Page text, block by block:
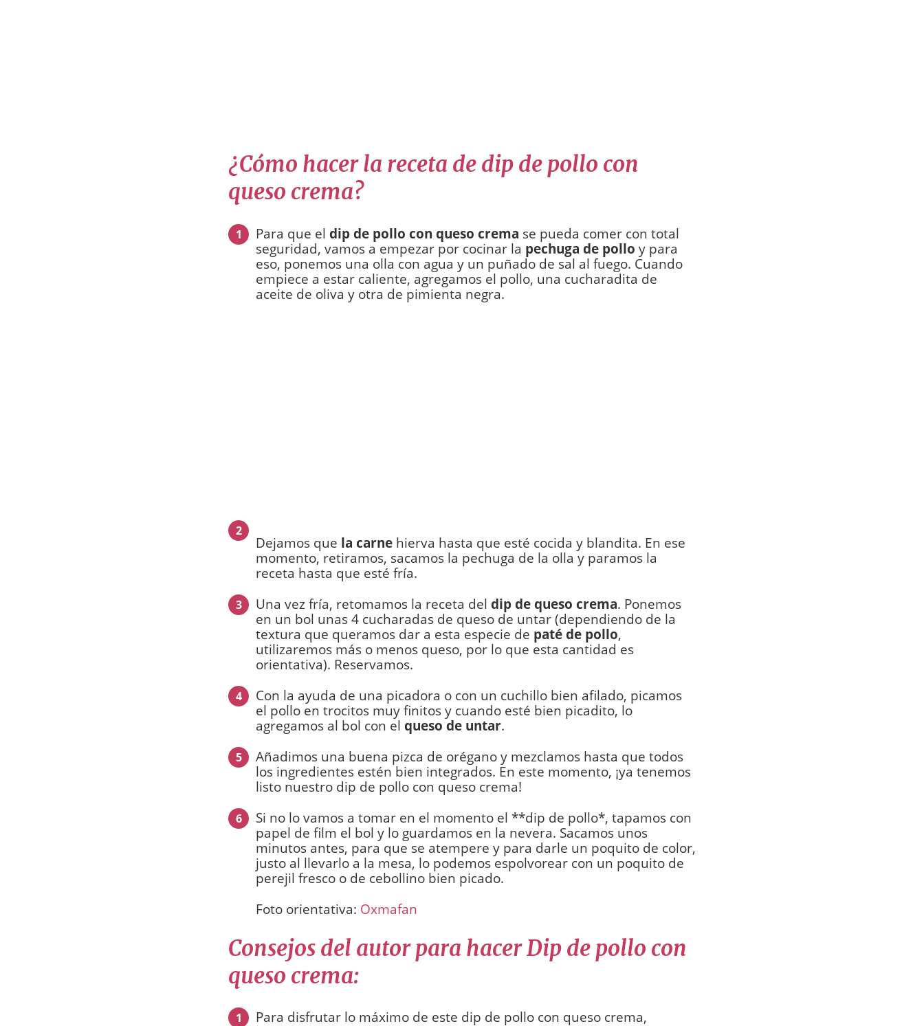
¿Cómo hacer la receta de dip de pollo con
queso crema?
1 Para que el dip de pollo con queso crema se pueda comer con total
seguridad, vamos a empezar por cocinar la pechuga de pollo y para
eso, ponemos una olla con agua y un puñado de sal al fuego. Cuando
empiece a estar caliente, agregamos el pollo, una cucharadita de
aceite de oliva y otra de pimienta negra.
2
Dejamos que la carne hierva hasta que esté cocida y blandita. En ese
momento, retiramos, sacamos la pechuga de la olla y paramos la
receta hasta que esté fría.
3 Una vez fría, retomamos la receta del dip de queso crema. Ponemos
en un bol unas 4 cucharadas de queso de untar (dependiendo de la
textura que queramos dar a esta especie de paté de pollo,
utilizaremos más o menos queso, por lo que esta cantidad es
orientativa). Reservamos.
4
Con la ayuda de una picadora o con un cuchillo bien afilado, picamos
el pollo en trocitos muy finitos y cuando esté bien picadito, lo
agregamos al bol con el queso de untar.
5
Añadimos una buena pizca de orégano y mezclamos hasta que todos
los ingredientes estén bien integrados. En este momento, ¡ya tenemos
listo nuestro dip de pollo con queso crema!
6
Si no lo vamos a tomar en el momento el **dip de pollo*, tapamos con
papel de film el bol y lo guardamos en la nevera. Sacamos unos
minutos antes, para que se atempere y para darle un poquito de color,
justo al llevarlo a la mesa, lo podemos espolvorear con un poquito de
perejil fresco o de cebollino bien picado.
Foto orientativa: Oxmafan
Consejos del autor para hacer Dip de pollo con
queso crema:
1
Para disfrutar lo máximo de este dip de pollo con queso crema,